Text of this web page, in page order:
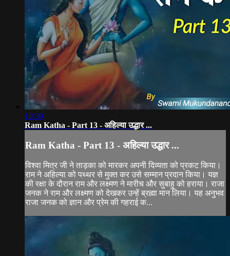
10:30
Ram Katha - Part 13 - अहिल्या उद्धार ...
Ram Katha - Part 13 - अहिल्या उद्धार ...
विश्वा मित्र जी ने ताड़का को मारकर अपनी दिव्यता को प्रकट किया।
राम ने अहिल्या को पथ्थर से मुक्त कर उसे सम्मान प्रदान किया। यज्ञ
की रक्षा के दौरान राम और लक्ष्मण ने मारीच और सुबाहु को हराया। राजा
जनक ने राम और लक्ष्मण को देखकर उन्हें ब्रह्मा मान लिया। यह अनुभव
राजा जनक को ज्ञान और प्रेम की गहराई क...